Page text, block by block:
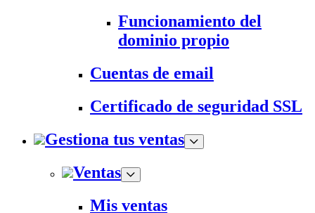
Funcionamiento del
dominio propio
Cuentas de email
Certificado de seguridad SSL
Gestiona tus ventas
Ventas
Mis ventas